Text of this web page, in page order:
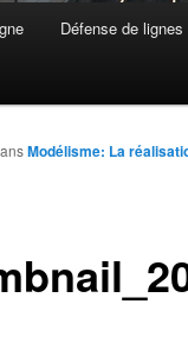
Défense de lignes
Modélisme: La